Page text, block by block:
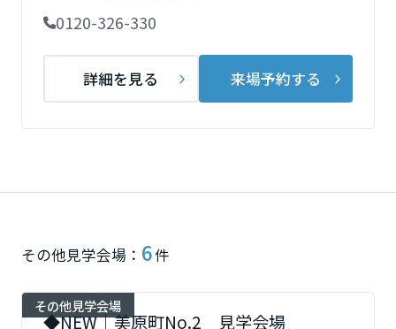
0120-326-330
詳細を見る 来場予約する
その他見学会場： 6件
その他見学会場
◆NEW｜美原町No.2 見学会場
富山県
新潟県
東海エリア
岐阜県